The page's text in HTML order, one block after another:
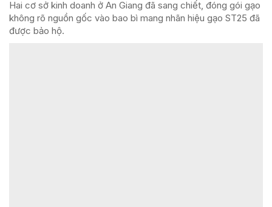
Hai cơ sở kinh doanh ở An Giang đã sang chiết, đóng gói gạo
không rõ nguồn gốc vào bao bì mang nhãn hiệu gạo ST25 đã
được bảo hộ.